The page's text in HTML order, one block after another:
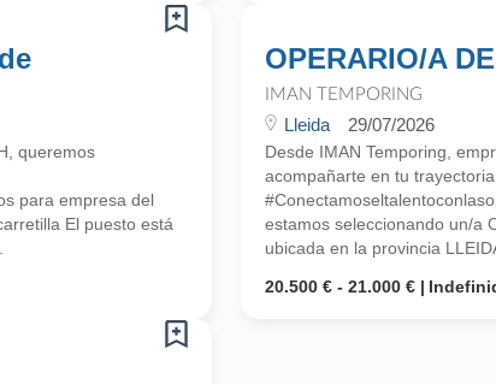
queremos
para empresa del
El puesto está
OPERARIO/A
IMAN TEMPORING
Lleida 29/07/2026
Desde IMAN Temporing,
acompañarte en tu
estamos seleccionando un/a
ubicada en la provincia
20.500 € - 21.000 €